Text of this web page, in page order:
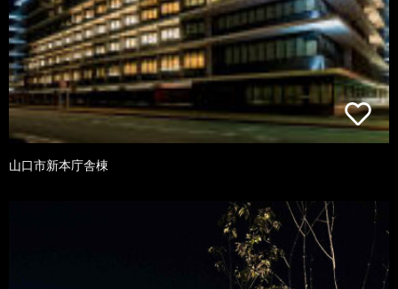
山口市新本庁舎棟